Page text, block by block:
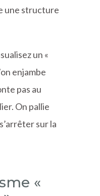
une structure
un «
enjambe
pas au
On pallie
sur la
«